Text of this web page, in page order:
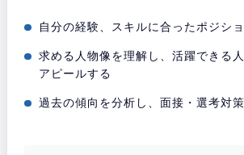
自分の経験、スキルに合ったポジシ
求める人物像を理解し、活躍できる
アピールする
過去の傾向を分析し、面接・選考対